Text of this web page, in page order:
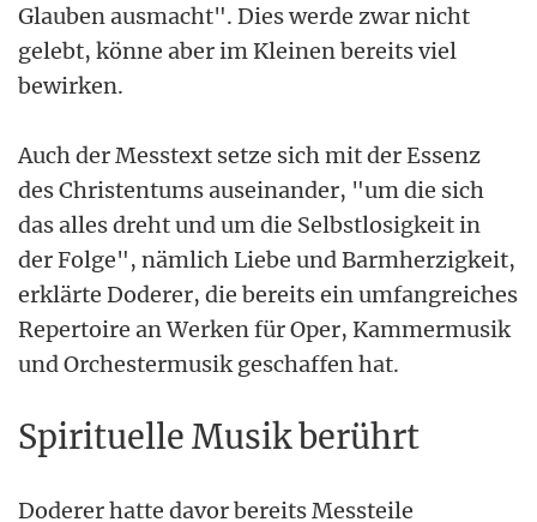
Glauben ausmacht". Dies werde zwar nicht
gelebt, könne aber im Kleinen bereits viel
bewirken.
Auch der Messtext setze sich mit der Essenz
des Christentums auseinander, "um die sich
das alles dreht und um die Selbstlosigkeit in
der Folge", nämlich Liebe und Barmherzigkeit,
erklärte Doderer, die bereits ein umfangreiches
Repertoire an Werken für Oper, Kammermusik
und Orchestermusik geschaffen hat.
Spirituelle Musik berührt
Doderer hatte davor bereits Messteile